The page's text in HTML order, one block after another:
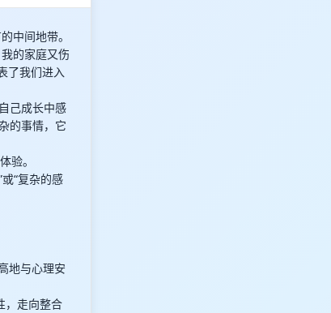
中间地带。
的家庭又伤
了我们进入
己成长中感
的事情，它
验。
“复杂的感
地与心理安
，走向整合